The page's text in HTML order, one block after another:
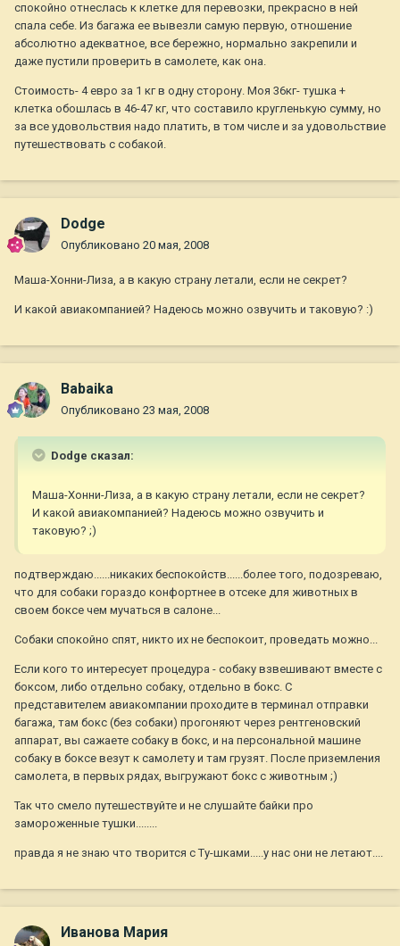
спокойно отнеслась к клетке для перевозки, прекрасно в ней
спала себе. Из багажа ее вывезли самую первую, отношение
абсолютно адекватное, все бережно, нормально закрепили и
даже пустили проверить в самолете, как она.
Стоимость- 4 евро за 1 кг в одну сторону. Моя 36кг- тушка +
клетка обошлась в 46-47 кг, что составило кругленькую сумму, но
за все удовольствия надо платить, в том числе и за удовольствие
путешествовать с собакой.
Dodge
Опубликовано 20 мая, 2008
Маша-Хонни-Лиза, а в какую страну летали, если не секрет?
И какой авиакомпанией? Надеюсь можно озвучить и таковую? :)
Babaika
Опубликовано 23 мая, 2008
Dodge сказал:
Маша-Хонни-Лиза, а в какую страну летали, если не секрет?
И какой авиакомпанией? Надеюсь можно озвучить и
таковую? ;)
подтверждаю......никаких беспокойств......более того, подозреваю,
что для собаки гораздо конфортнее в отсеке для животных в
своем боксе чем мучаться в салоне...
Собаки спокойно спят, никто их не беспокоит, проведать можно...
Если кого то интересует процедура - собаку взвешивают вместе с
боксом, либо отдельно собаку, отдельно в бокс. С
представителем авиакомпании проходите в терминал отправки
багажа, там бокс (без собаки) прогоняют через рентгеновский
аппарат, вы сажаете собаку в бокс, и на персональной машине
собаку в боксе везут к самолету и там грузят. После приземления
самолета, в первых рядах, выгружают бокс с животным ;)
Так что смело путешествуйте и не слушайте байки про
замороженные тушки........
правда я не знаю что творится с Ту-шками.....у нас они не летают....
Иванова Мария